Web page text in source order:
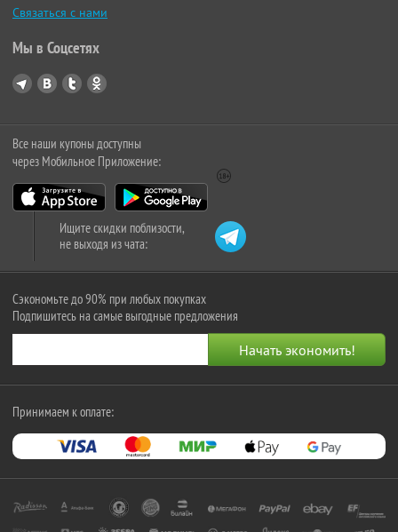
Связаться с нами
Мы в Соцсетях
Все наши купоны доступны
через Мобильное Приложение:
Ищите скидки поблизости,
не выходя из чата:
Сэкономьте до 90% при любых покупках
Подпишитесь на самые выгодные предложения
Принимаем к оплате: